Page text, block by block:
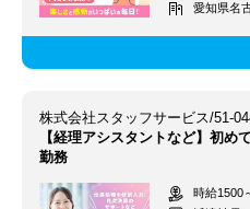
愛知県名
株式会社スタッフサービス/51-
【経理アシスタントなど】初め
勤務
時給1500